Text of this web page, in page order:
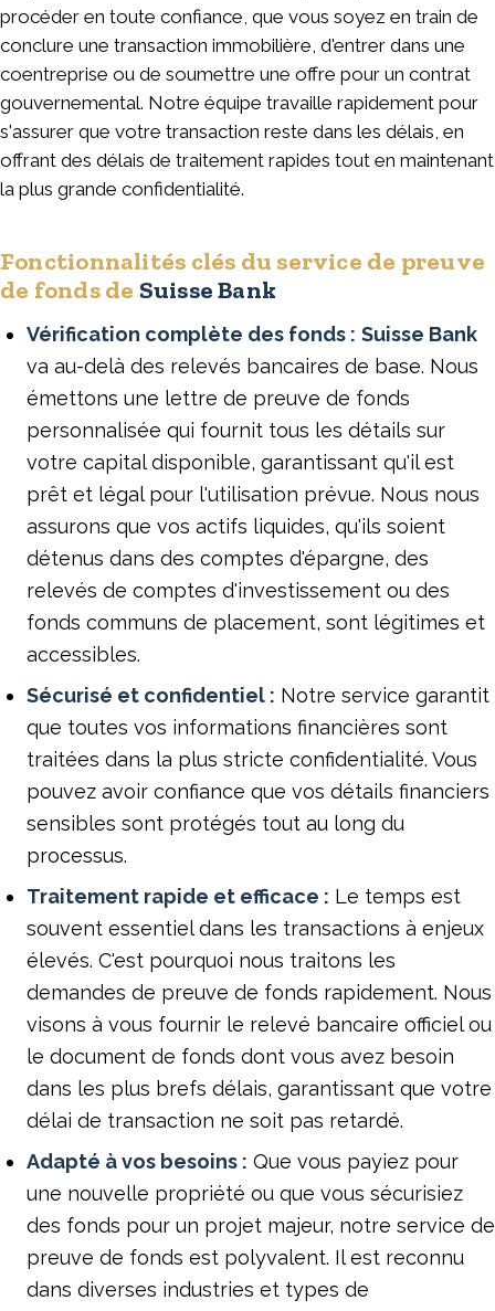
procéder en toute confiance, que vous soyez en train de
conclure une transaction immobilière, d'entrer dans une
coentreprise ou de soumettre une offre pour un contrat
gouvernemental. Notre équipe travaille rapidement pour
s'assurer que votre transaction reste dans les délais, en
offrant des délais de traitement rapides tout en maintenant
la plus grande confidentialité.
Fonctionnalités clés du service de preuve
de fonds de Suisse Bank
Vérification complète des fonds : Suisse Bank
va au-delà des relevés bancaires de base. Nous
émettons une lettre de preuve de fonds
personnalisée qui fournit tous les détails sur
votre capital disponible, garantissant qu'il est
prêt et légal pour l'utilisation prévue. Nous nous
assurons que vos actifs liquides, qu'ils soient
détenus dans des comptes d'épargne, des
relevés de comptes d'investissement ou des
fonds communs de placement, sont légitimes et
accessibles.
Sécurisé et confidentiel : Notre service garantit
que toutes vos informations financières sont
traitées dans la plus stricte confidentialité. Vous
pouvez avoir confiance que vos détails financiers
sensibles sont protégés tout au long du
processus.
Traitement rapide et efficace : Le temps est
souvent essentiel dans les transactions à enjeux
élevés. C'est pourquoi nous traitons les
demandes de preuve de fonds rapidement. Nous
visons à vous fournir le relevé bancaire officiel ou
le document de fonds dont vous avez besoin
dans les plus brefs délais, garantissant que votre
délai de transaction ne soit pas retardé.
Adapté à vos besoins : Que vous payiez pour
une nouvelle propriété ou que vous sécurisiez
des fonds pour un projet majeur, notre service de
preuve de fonds est polyvalent. Il est reconnu
dans diverses industries et types de